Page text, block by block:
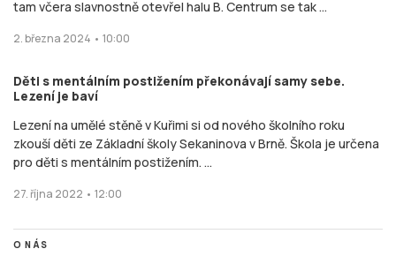
tam včera slavnostně otevřel halu B. Centrum se tak ...
2. března 2024 • 10:00
Děti s mentálním postižením překonávají samy sebe.
Lezení je baví
Lezení na umělé stěně v Kuřimi si od nového školního roku
zkouší děti ze Základní školy Sekaninova v Brně. Škola je určena
pro děti s mentálním postižením. ...
27. října 2022 • 12:00
O NÁS